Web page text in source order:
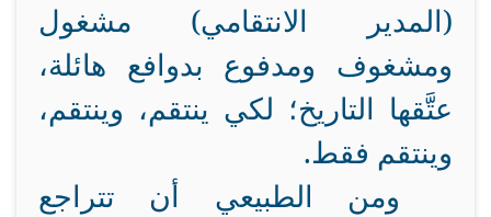
(المدير الانتقامي) مشغول
ومشغوف ومدفوع بدوافع هائلة،
عتَّقها التاريخ؛ لكي ينتقم، وينتقم،
وينتقم فقط.
ومن الطبيعي أن تتراجع